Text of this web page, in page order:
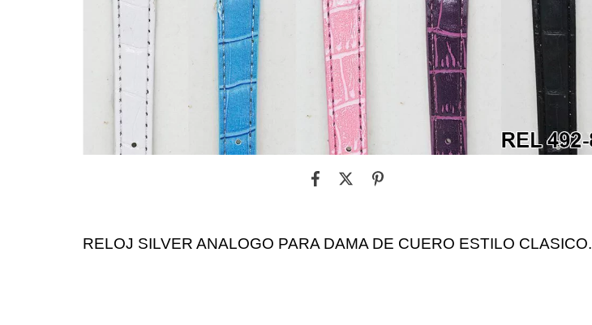
RELOJ SILVER ANALOGO PARA DAMA DE CUERO ESTILO CLASICO.